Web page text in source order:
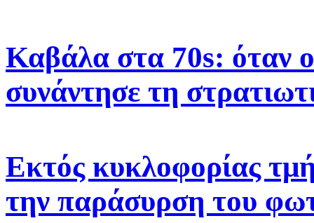
Καβάλα στα 70s: όταν
συνάντησε τη
Εκτός κυκλοφορίας
την παράσυρση του